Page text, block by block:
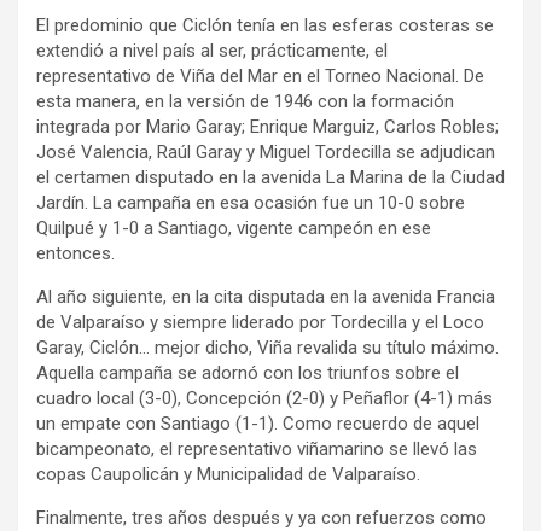
El predominio que Ciclón tenía en las esferas costeras se
extendió a nivel país al ser, prácticamente, el
representativo de Viña del Mar en el Torneo Nacional. De
esta manera, en la versión de 1946 con la formación
integrada por Mario Garay; Enrique Marguiz, Carlos Robles;
José Valencia, Raúl Garay y Miguel Tordecilla se adjudican
el certamen disputado en la avenida La Marina de la Ciudad
Jardín. La campaña en esa ocasión fue un 10-0 sobre
Quilpué y 1-0 a Santiago, vigente campeón en ese
entonces.
Al año siguiente, en la cita disputada en la avenida Francia
de Valparaíso y siempre liderado por Tordecilla y el Loco
Garay, Ciclón… mejor dicho, Viña revalida su título máximo.
Aquella campaña se adornó con los triunfos sobre el
cuadro local (3-0), Concepción (2-0) y Peñaflor (4-1) más
un empate con Santiago (1-1). Como recuerdo de aquel
bicampeonato, el representativo viñamarino se llevó las
copas Caupolicán y Municipalidad de Valparaíso.
Finalmente, tres años después y ya con refuerzos como